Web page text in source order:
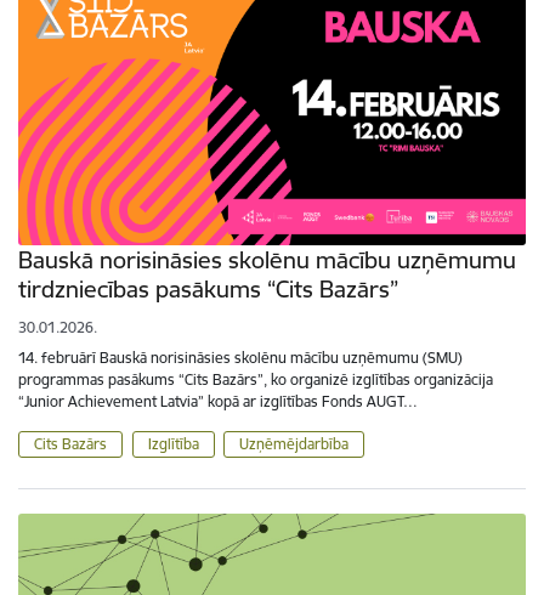
Bauskā norisināsies skolēnu mācību uzņēmumu
tirdzniecības pasākums “Cits Bazārs”
30.01.2026.
14. februārī Bauskā norisināsies skolēnu mācību uzņēmumu (SMU)
programmas pasākums “Cits Bazārs”, ko organizē izglītības organizācija
“Junior Achievement Latvia” kopā ar izglītības Fonds AUGT…
Cits Bazārs Izglītība Uzņēmējdarbība